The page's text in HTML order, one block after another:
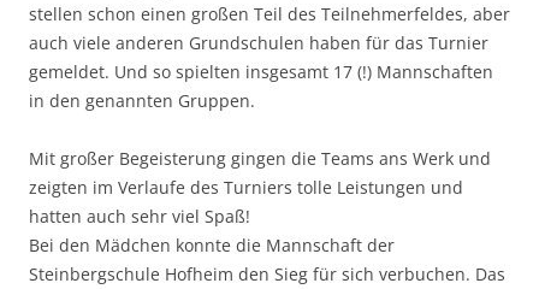
stellen schon einen großen Teil des Teilnehmerfeldes, aber
auch viele anderen Grundschulen haben für das Turnier
gemeldet. Und so spielten insgesamt 17 (!) Mannschaften
in den genannten Gruppen.
Mit großer Begeisterung gingen die Teams ans Werk und
zeigten im Verlaufe des Turniers tolle Leistungen und
hatten auch sehr viel Spaß!
Bei den Mädchen konnte die Mannschaft der
Steinbergschule Hofheim den Sieg für sich verbuchen. Das